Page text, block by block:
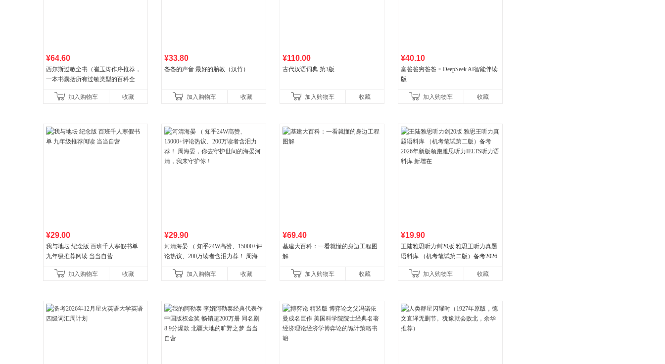
¥64.60
西尔斯过敏全书（崔玉涛作序推荐，
一本书囊括所有过敏类型的百科全
加入购物车
收藏
¥33.80
爸爸的声音 最好的胎教（汉竹）
加入购物车 收藏
¥110.00
古代汉语词典 第3版
加入购物车 收藏
¥40.10
富爸爸穷爸爸 × DeepSeek AI智能伴读
版
加入购物车 收藏
¥29.00
我与地坛 纪念版 百班千人寒假书单
九年级推荐阅读 当当自营
加入购物车 收藏
¥29.90
河清海晏 （ 知乎24W高赞、15000+评
论热议、200万读者含泪力荐！ 周海
守护你！加入购物车 收藏
¥69.40
基建大百科：一看就懂的身边工程图
解
加入购物车 收藏
¥19.90
王陆雅思听力剑20版 雅思王听力真题
语料库 （机考笔试第二版）备考2026
新增在
加入购物车 收藏